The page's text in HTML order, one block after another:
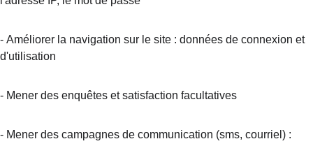
- Améliorer la navigation sur le site : données de connexion et
d'utilisation
- Mener des enquêtes et satisfaction facultatives
- Mener des campagnes de communication (sms, courriel) :